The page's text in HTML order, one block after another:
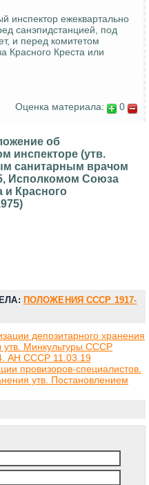
инспектор ежеквартально
санэпидстанцией, под
и перед комитетом
Красного Креста или
Оценка материала: 0
об
инспекторе (утв.
санитарным врачом
Исполкомом Союза
и Красного
ПОЛОЖЕНИЯ СССР 1917-
депозитарного хранения
утв. Минкультуры СССР
АН СССР 11.03.19
провизоров-специалистов.
утв. Постановлением